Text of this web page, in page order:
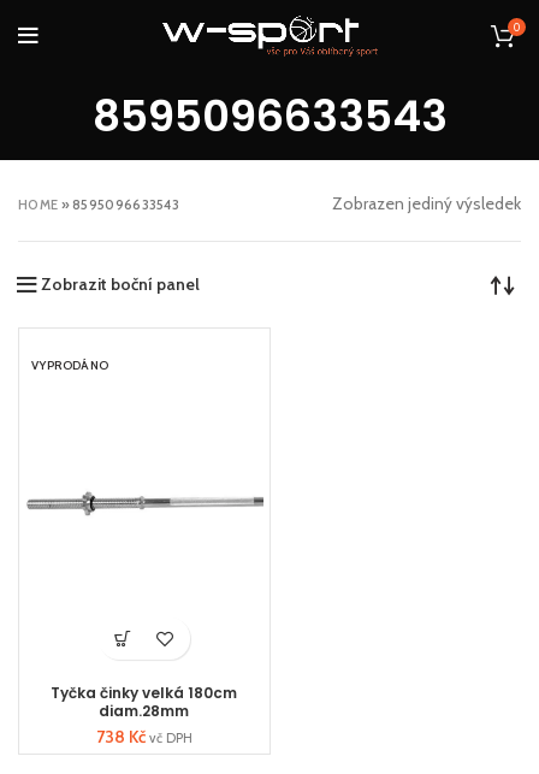
0
8595096633543
HOME »8595096633543 Zobrazen jediný výsledek
Zobrazit boční panel
VYPRODÁNO
Tyčka činky velká 180cm
diam.28mm
738 Kč vč DPH